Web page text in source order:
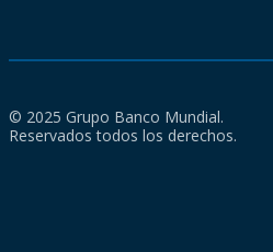
© 2025 Grupo Banco Mundial.
Reservados todos los derechos.